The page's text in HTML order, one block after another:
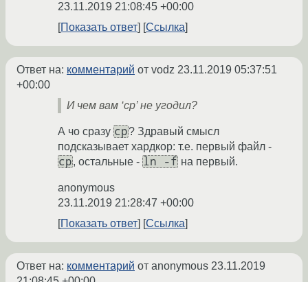
23.11.2019 21:08:45 +00:00
Показать ответ
Ссылка
Ответ на: комментарий от vodz 23.11.2019 05:37:51
+00:00
И чем вам ‘cp’ не угодил?
А чо сразу cp? Здравый смысл
подсказывает хардкор: т.е. первый файл -
cp, остальные - ln -f на первый.
anonymous
23.11.2019 21:28:47 +00:00
Показать ответ
Ссылка
Ответ на: комментарий от anonymous 23.11.2019